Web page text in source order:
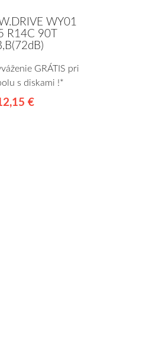
WY01
R14C 90T
GRÁTIS pri
s diskami !*
€